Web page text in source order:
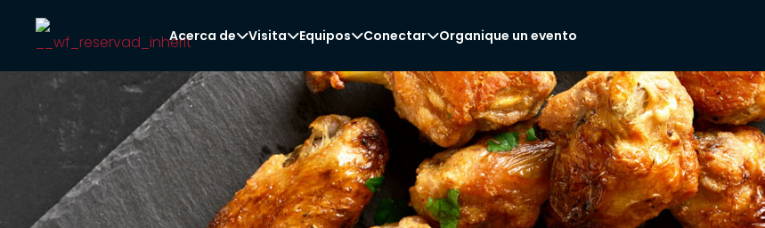
Acerca deVisitaEquiposConectarOrganique un evento